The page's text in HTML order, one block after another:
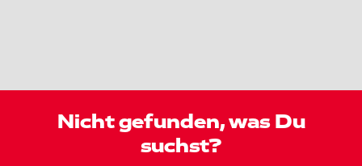
Nicht gefunden, was Du
suchst?